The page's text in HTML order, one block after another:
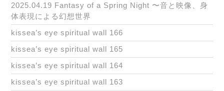
2025.04.19 Fantasy of a Spring Night 〜音と映像、身
体表現による幻想世界
kissea’s eye spiritual wall 166
kissea’s eye spiritual wall 165
kissea’s eye spiritual wall 164
kissea’s eye spiritual wall 163